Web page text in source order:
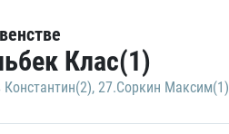
Клас(1)
, 27.Соркин Максим(1)